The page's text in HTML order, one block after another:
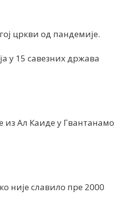
цркви од пандемије.
у 15 савезних држава
из Ал Каиде у Гвантанамо
није славило пре 2000